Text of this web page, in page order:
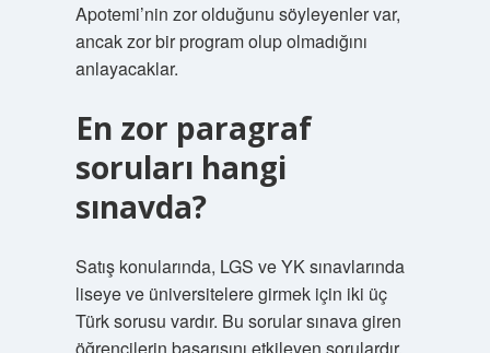
Apotemi’nin zor olduğunu söyleyenler var,
ancak zor bir program olup olmadığını
anlayacaklar.
En zor paragraf
soruları hangi
sınavda?
Satış konularında, LGS ve YK sınavlarında
liseye ve üniversitelere girmek için iki üç
Türk sorusu vardır. Bu sorular sınava giren